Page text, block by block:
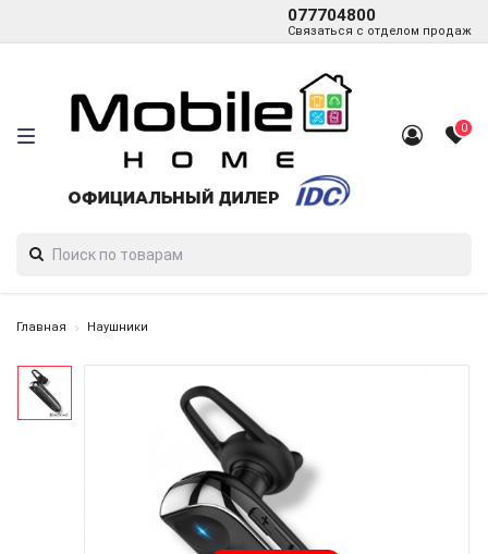
077704800
Связаться с отделом продаж
0
Главная Наушники